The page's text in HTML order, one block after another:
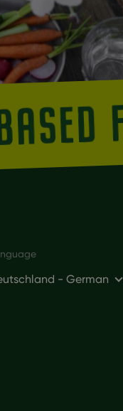
- German